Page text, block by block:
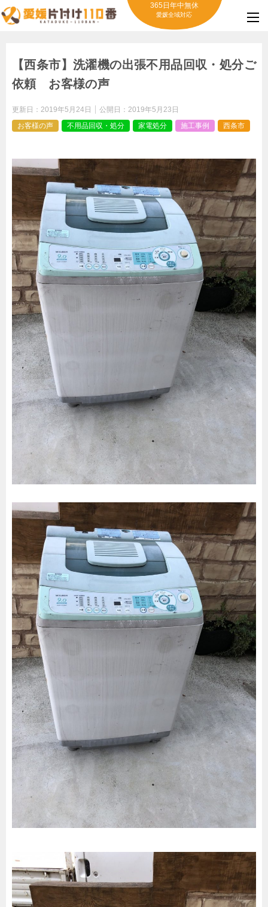
365日年中無休
愛媛全域対応
【西条市】洗濯機の出張不用品回収・処分ご
依頼 お客様の声
更新日： 2019年5月24日 公開日： 2019年5月23日
お客様の声
不用品回収・処分 家電処分 施工事例 西条市